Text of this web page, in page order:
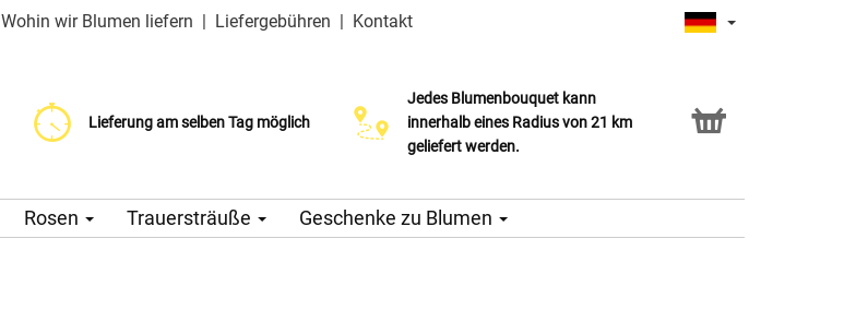
Wohin wir Blumen liefern | Liefergebühren | Kontakt
Lieferung am selben Tag möglich
Liefergebühr ab 99 CZK
Wählen Sie Ihr Lieferdatum
Jedes Blumenbouquet kann
innerhalb eines Radius von 21 km
geliefert werden.
Click & Collect Service
Rosen Trauersträuße Geschenke zu Blumen